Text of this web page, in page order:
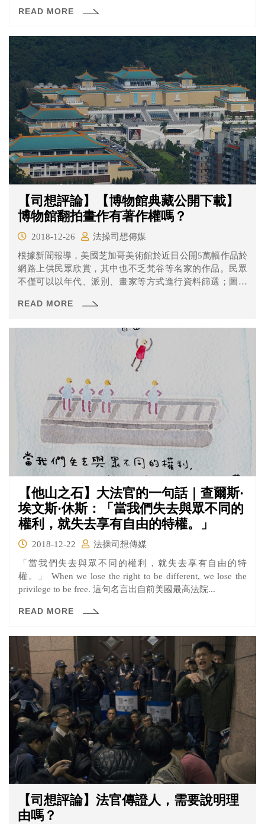
機點火驅趕，不慎引燃衣櫥內的衣物造成大火。法院最後
個月有期徒刑，並得易科罰金。
READ MORE
【司想評論】【博物館典藏公開下載】
博物館翻拍畫作有著作權嗎？
2018-12-26
法操司想傳媒
根據新聞報導，美國芝加哥美術館於近日公開5萬幅作品於
網路上供民眾欣賞，其中也不乏梵谷等名家的作品。民眾
不僅可以以年代、派別、畫家等方式進行資料篩選；圖片
不僅可以放到臉書的個人專頁上，也可以用於商業利用。
READ MORE
【他山之石】大法官的一句話｜查爾斯·
埃文斯·休斯：「當我們失去與眾不同的
權利，就失去享有自由的特權。」
2018-12-22
法操司想傳媒
「當我們失去與眾不同的權利，就失去享有自由的特
權。」 When we lose the right to be different, we lose the
privilege to be free. 這句名言出自前美國最高法院...
READ MORE
【司想評論】法官傳證人，需要說明理
由嗎？